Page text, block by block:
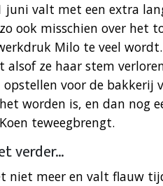
juni valt met een extra
ook misschien over het
Milo te veel
alsof ze haar stem
opstellen voor de bakkerij
worden is, en dan nog
teweegbrengt.
verder…
niet meer en valt flauw